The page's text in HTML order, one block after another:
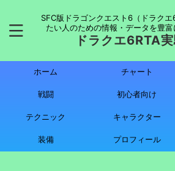
SFC版ドラゴンクエスト6（ドラク
たい人のための情報・データを豊富
ドラクエ6RTA
ホーム チャート
戦闘 初心者向け
テクニック キャラクター
装備 プロフィール